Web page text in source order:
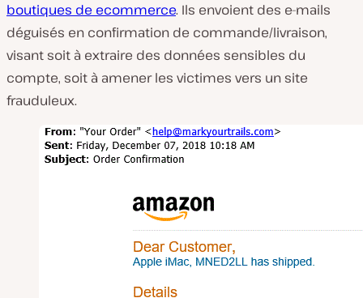
boutiques de ecommerce. Ils envoient des e-mails
déguisés en confirmation de commande/livraison,
visant soit à extraire des données sensibles du
compte, soit à amener les victimes vers un site
frauduleux.